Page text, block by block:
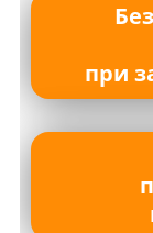
при